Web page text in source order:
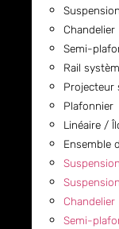
Suspension
Chandelier
Semi-
Rail
Projecteur
Plafonnier
Linéaire /
Ensemble
Suspension
Chandelier
Semi-